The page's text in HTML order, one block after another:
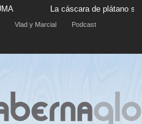
La cáscara de plátano situada en la
Vlad y Marcial Podcast